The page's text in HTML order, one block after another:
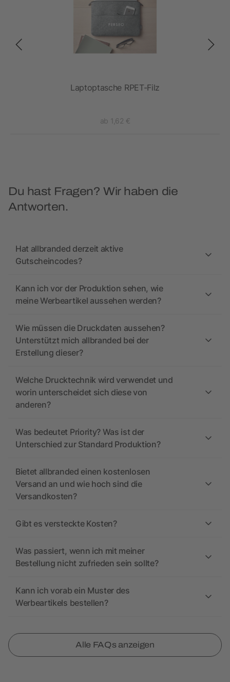
Laptoptasche RPET-Filz
ab 1,62 €
Du hast Fragen? Wir haben die
Antworten.
Hat allbranded derzeit aktive
Gutscheincodes?
Kann ich vor der Produktion sehen, wie
meine Werbeartikel aussehen werden?
Wie müssen die Druckdaten aussehen?
Unterstützt mich allbranded bei der
Erstellung dieser?
Welche Drucktechnik wird verwendet und
worin unterscheidet sich diese von
anderen?
Was bedeutet Priority? Was ist der
Unterschied zur Standard Produktion?
Bietet allbranded einen kostenlosen
Versand an und wie hoch sind die
Versandkosten?
Gibt es versteckte Kosten?
Was passiert, wenn ich mit meiner
Bestellung nicht zufrieden sein sollte?
Kann ich vorab ein Muster des
Werbeartikels bestellen?
Alle FAQs anzeigen